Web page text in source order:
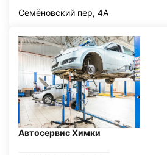
Семёновский пер, 4А
Автосервис Химки